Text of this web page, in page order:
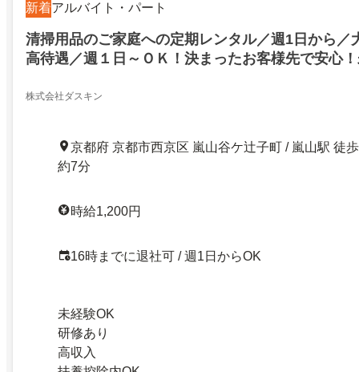
新着アルバイト・パート
清掃用品のご家庭への定期レンタル／週1日から／
高待遇／週１日～ＯＫ！決まったお客様先で安心
株式会社ダスキン
京都府 京都市西京区 嵐山谷ケ辻子町 / 嵐山駅 徒歩
約7分
時給1,200円
16時までに退社可 / 週1日からOK
未経験OK
研修あり
高収入